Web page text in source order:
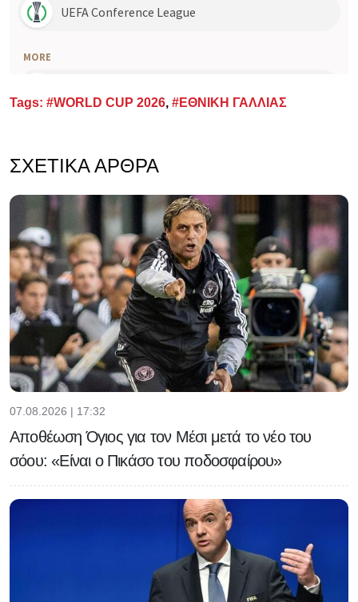
Tags: #WORLD CUP 2026, #ΕΘΝΙΚΗ ΓΑΛΛΙΑΣ
ΣΧΕΤΙΚΆ ΆΡΘΡΑ
07.08.2026 | 17:32
Αποθέωση Όγιος για τον Μέσι μετά το νέο του
σόου: «Είναι ο Πικάσο του ποδοσφαίρου»